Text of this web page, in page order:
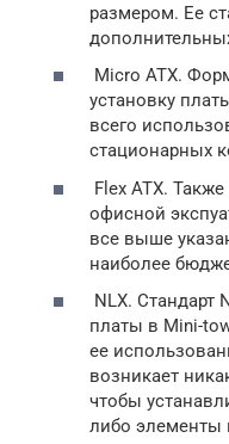
размером. Ее
Micro ATX.
установку
всего
стационарных
Flex ATX.
офисной
все выше
наиболее
NLX. Стандарт
платы в Mini-
ее
возникает
чтобы
либо элементы